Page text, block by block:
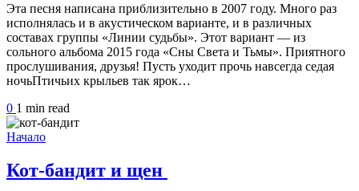
Эта песня написана приблизительно в 2007 году. Много раз
исполнялась и в акустическом варианте, и в различных
составах группы «Линии судьбы». Этот вариант — из
сольного альбома 2015 года «Сны Света и Тьмы». Приятного
прослушивания, друзья! Пусть уходит прочь навсегда седая
ночьПтичьих крыльев так ярок…
0 1 min read
Начало
Кот-бандит и щен